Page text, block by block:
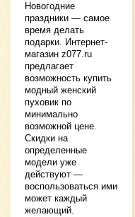
Новогодние
праздники — самое
время делать
подарки. Интернет-
магазин z077.ru
предлагает
возможность купить
модный женский
пуховик по
минимально
возможной цене.
Скидки на
определенные
модели уже
действуют —
воспользоваться ими
может каждый
желающий.